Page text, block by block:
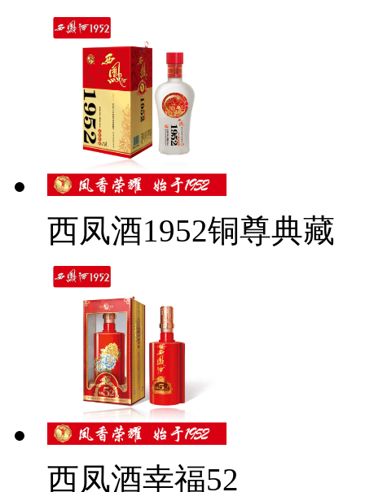
西凤酒1952铜尊典藏
西凤酒幸福52